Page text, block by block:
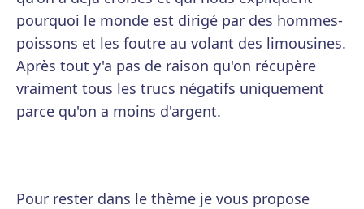
pourquoi le monde est dirigé par des hommes-
poissons et les foutre au volant des limousines.
Après tout y'a pas de raison qu'on récupère
vraiment tous les trucs négatifs uniquement
parce qu'on a moins d'argent.
Pour rester dans le thème je vous propose